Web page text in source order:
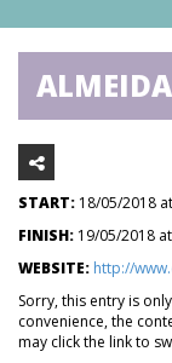
ALMEIDA
START: 18/05/2018
FINISH: 19/05/2018
WEBSITE: http://
Sorry, this entry is
convenience, the
may click the link to